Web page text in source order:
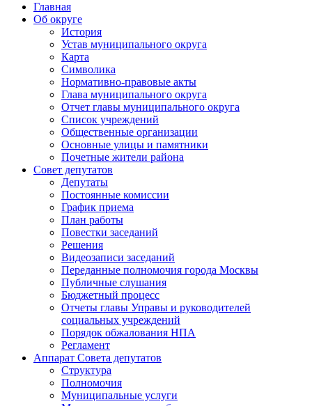
Главная
Об округе
История
Устав муниципального округа
Карта
Символика
Нормативно-правовые акты
Глава муниципального округа
Отчет главы муниципального округа
Список учреждений
Общественные организации
Основные улицы и памятники
Почетные жители района
Совет депутатов
Депутаты
Постоянные комиссии
График приема
План работы
Повестки заседаний
Решения
Видеозаписи заседаний
Переданные полномочия города Москвы
Публичные слушания
Бюджетный процесс
Отчеты главы Управы и руководителей
социальных учреждений
Порядок обжалования НПА
Регламент
Аппарат Совета депутатов
Структура
Полномочия
Муниципальные услуги